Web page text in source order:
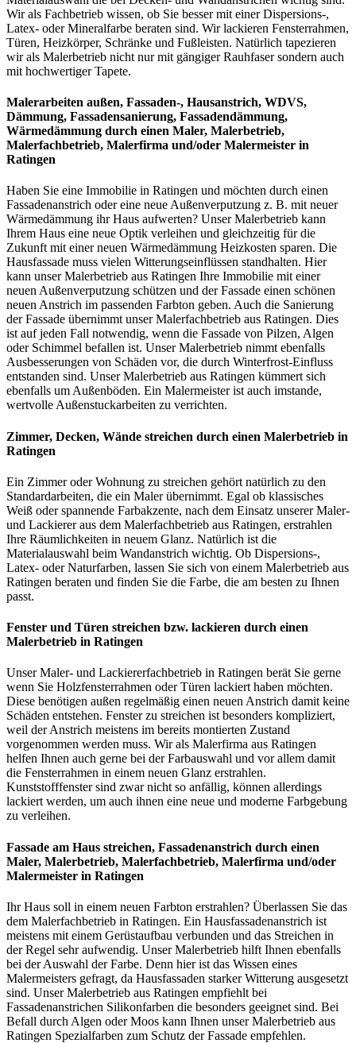
Wir als Fachbetrieb wissen, ob Sie besser mit einer Dispersions-,
Latex- oder Mineralfarbe beraten sind. Wir lackieren Fensterrahmen,
Türen, Heizkörper, Schränke und Fußleisten. Natürlich tapezieren
wir als Malerbetrieb nicht nur mit gängiger Rauhfaser sondern auch
mit hochwertiger Tapete.
Malerarbeiten außen, Fassaden-, Hausanstrich, WDVS,
Dämmung, Fassadensanierung, Fassadendämmung,
Wärmedämmung durch einen Maler, Malerbetrieb,
Malerfachbetrieb, Malerfirma und/oder Malermeister in
Ratingen
Haben Sie eine Immobilie in Ratingen und möchten durch einen
Fassadenanstrich oder eine neue Außenverputzung z. B. mit neuer
Wärmedämmung ihr Haus aufwerten? Unser Malerbetrieb kann
Ihrem Haus eine neue Optik verleihen und gleichzeitig für die
Zukunft mit einer neuen Wärmedämmung Heizkosten sparen. Die
Hausfassade muss vielen Witterungseinflüssen standhalten. Hier
kann unser Malerbetrieb aus Ratingen Ihre Immobilie mit einer
neuen Außenverputzung schützen und der Fassade einen schönen
neuen Anstrich im passenden Farbton geben. Auch die Sanierung
der Fassade übernimmt unser Malerfachbetrieb aus Ratingen. Dies
ist auf jeden Fall notwendig, wenn die Fassade von Pilzen, Algen
oder Schimmel befallen ist. Unser Malerbetrieb nimmt ebenfalls
Ausbesserungen von Schäden vor, die durch Winterfrost-Einfluss
entstanden sind. Unser Malerbetrieb aus Ratingen kümmert sich
ebenfalls um Außenböden. Ein Malermeister ist auch imstande,
wertvolle Außenstuckarbeiten zu verrichten.
Zimmer, Decken, Wände streichen durch einen Malerbetrieb in
Ratingen
Ein Zimmer oder Wohnung zu streichen gehört natürlich zu den
Standardarbeiten, die ein Maler übernimmt. Egal ob klassisches
Weiß oder spannende Farbakzente, nach dem Einsatz unserer Maler-
und Lackierer aus dem Malerfachbetrieb aus Ratingen, erstrahlen
Ihre Räumlichkeiten in neuem Glanz. Natürlich ist die
Materialauswahl beim Wandanstrich wichtig. Ob Dispersions-,
Latex- oder Naturfarben, lassen Sie sich von einem Malerbetrieb aus
Ratingen beraten und finden Sie die Farbe, die am besten zu Ihnen
passt.
Fenster und Türen streichen bzw. lackieren durch einen
Malerbetrieb in Ratingen
Unser Maler- und Lackiererfachbetrieb in Ratingen berät Sie gerne
wenn Sie Holzfensterrahmen oder Türen lackiert haben möchten.
Diese benötigen außen regelmäßig einen neuen Anstrich damit keine
Schäden entstehen. Fenster zu streichen ist besonders kompliziert,
weil der Anstrich meistens im bereits montierten Zustand
vorgenommen werden muss. Wir als Malerfirma aus Ratingen
helfen Ihnen auch gerne bei der Farbauswahl und vor allem damit
die Fensterrahmen in einem neuen Glanz erstrahlen.
Kunststofffenster sind zwar nicht so anfällig, können allerdings
lackiert werden, um auch ihnen eine neue und moderne Farbgebung
zu verleihen.
Fassade am Haus streichen, Fassadenanstrich durch einen
Maler, Malerbetrieb, Malerfachbetrieb, Malerfirma und/oder
Malermeister in Ratingen
Ihr Haus soll in einem neuen Farbton erstrahlen? Überlassen Sie das
dem Malerfachbetrieb in Ratingen. Ein Hausfassadenanstrich ist
meistens mit einem Gerüstaufbau verbunden und das Streichen in
der Regel sehr aufwendig. Unser Malerbetrieb hilft Ihnen ebenfalls
bei der Auswahl der Farbe. Denn hier ist das Wissen eines
Malermeisters gefragt, da Hausfassaden starker Witterung ausgesetzt
sind. Unser Malerbetrieb aus Ratingen empfiehlt bei
Fassadenanstrichen Silikonfarben die besonders geeignet sind. Bei
Befall durch Algen oder Moos kann Ihnen unser Malerbetrieb aus
Ratingen Spezialfarben zum Schutz der Fassade empfehlen.